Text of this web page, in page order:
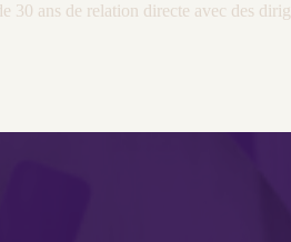
30 ans de relation directe avec des